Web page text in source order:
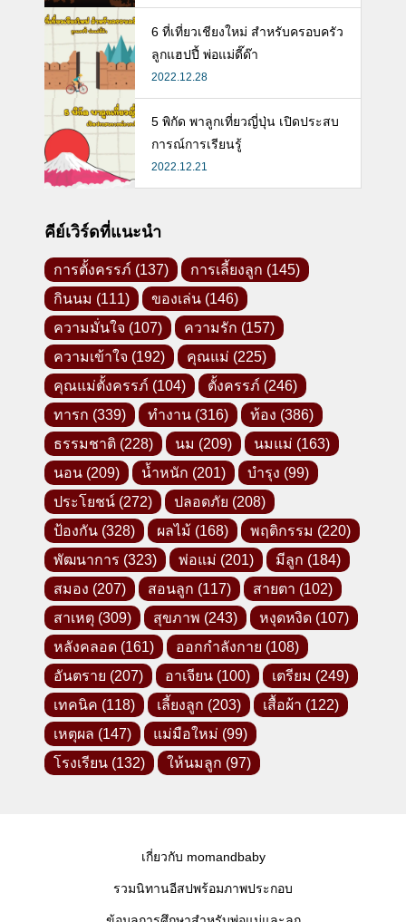
6 ที่เที่ยวเชียงใหม่ สำหรับครอบครัว
ลูกแฮปปี้ พ่อแม่ดี๊ด๊า
2022.12.28
5 พิกัด พาลูกเที่ยวญี่ปุ่น เปิดประสบ
การณ์การเรียนรู้
2022.12.21
คีย์เวิร์ดที่แนะนำ
การตั้งครรภ์ (137) การเลี้ยงลูก (145)
กินนม (111) ของเล่น (146)
ความมั่นใจ (107) ความรัก (157)
ความเข้าใจ (192) คุณแม่ (225)
คุณแม่ตั้งครรภ์ (104) ตั้งครรภ์ (246)
ทารก (339) ทำงาน (316) ท้อง (386)
ธรรมชาติ (228) นม (209) นมแม่ (163)
นอน (209) น้ำหนัก (201) บำรุง (99)
ประโยชน์ (272) ปลอดภัย (208)
ป้องกัน (328) ผลไม้ (168) พฤติกรรม (220)
พัฒนาการ (323) พ่อแม่ (201) มีลูก (184)
สมอง (207) สอนลูก (117) สายตา (102)
สาเหตุ (309) สุขภาพ (243) หงุดหงิด (107)
หลังคลอด (161) ออกกำลังกาย (108)
อันตราย (207) อาเจียน (100) เตรียม (249)
เทคนิค (118) เลี้ยงลูก (203) เสื้อผ้า (122)
เหตุผล (147) แม่มือใหม่ (99)
โรงเรียน (132) ให้นมลูก (97)
เกี่ยวกับ momandbaby
รวมนิทานอีสปพร้อมภาพประกอบ